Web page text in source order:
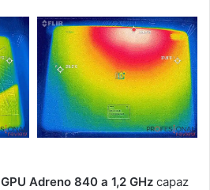
GPU Adreno 840 a 1,2 GHz capaz